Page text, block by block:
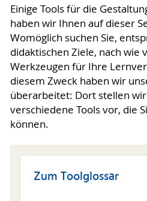
Einige Tools für die
haben wir Ihnen auf dieser
Womöglich suchen Sie,
didaktischen Ziele, nach wie
Werkzeugen für Ihre
diesem Zweck haben wir
überarbeitet: Dort stellen
verschiedene Tools vor, die
können.
Zum Toolglossar